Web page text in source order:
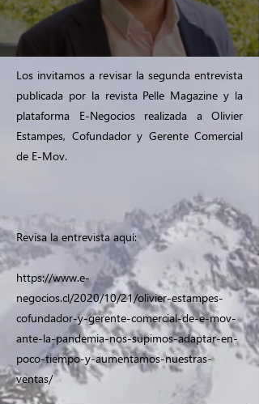
Los invitamos a revisar la segunda entrevista
publicada por la revista Pelle Magazine y la
plataforma E-Negocios realizada a Olivier
Estampes, Cofundador y Gerente Comercial
de E-Mov.
Revisa la entrevista aquí:
https://www.e-
negocios.cl/2020/10/21/olivier-estampes-
cofundador-y-gerente-comercial-de-e-mov-
ante-la-pandemia-nos-supimos-adaptar-en-
poco-tiempo-y-aumentamos-nuestras-
ventas/